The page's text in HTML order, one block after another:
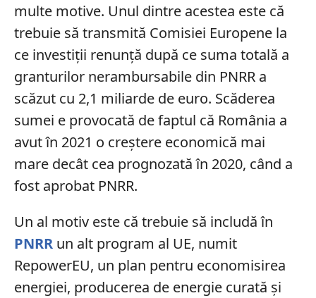
multe motive. Unul dintre acestea este că
trebuie să transmită Comisiei Europene la
ce investiții renunță după ce suma totală a
granturilor nerambursabile din PNRR a
scăzut cu 2,1 miliarde de euro. Scăderea
sumei e provocată de faptul că România a
avut în 2021 o creștere economică mai
mare decât cea prognozată în 2020, când a
fost aprobat PNRR.
Un al motiv este că trebuie să includă în
PNRRun alt program al UE, numit
RepowerEU, un plan pentru economisirea
energiei, producerea de energie curată și